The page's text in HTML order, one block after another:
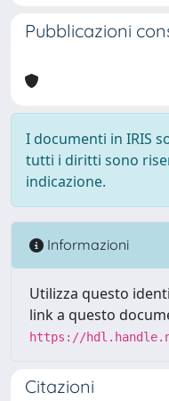
Pubblicazioni
I documenti in IRIS
tutti i diritti sono
indicazione.
Informazioni
Utilizza questo
link a questo
https://
Citazioni